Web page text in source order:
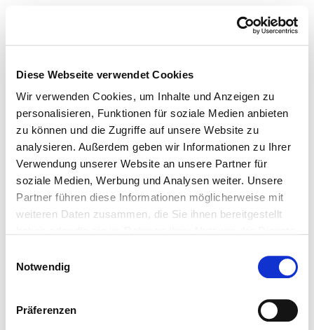
Diese Webseite verwendet Cookies
Wir verwenden Cookies, um Inhalte und Anzeigen zu
personalisieren, Funktionen für soziale Medien anbieten
zu können und die Zugriffe auf unsere Website zu
analysieren. Außerdem geben wir Informationen zu Ihrer
Verwendung unserer Website an unsere Partner für
soziale Medien, Werbung und Analysen weiter. Unsere
Partner führen diese Informationen möglicherweise mit
weiteren Daten zusammen, die Sie ihnen bereitgestellt
Notwendig
Präferenzen